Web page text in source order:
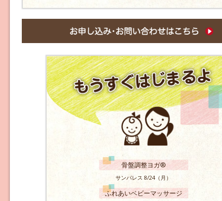
骨盤調整ヨガ®
サンパレス 8/24（月）
ふれあいベビーマッサージ